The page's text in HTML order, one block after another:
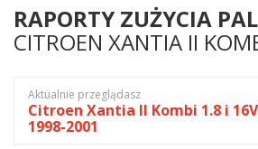
RAPORTY ZUŻYCIA
CITROEN XANTIA II
Aktualnie przeglądasz
Citroen Xantia II Kombi 1.8 i
1998-2001